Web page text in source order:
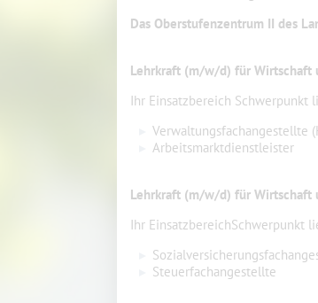
Das Oberstufenzentrum II des
Lehrkraft (m/w/d) für Wirtschaft
Ihr Einsatzbereich Schwerpunkt
Verwaltungsfachangestellte
Arbeitsmarktdienstleister
Lehrkraft (m/w/d) für Wirtschaft
Ihr EinsatzbereichSchwerpunkt
Steuerfachangestellte